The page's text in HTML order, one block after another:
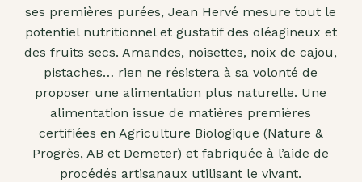
ses premières purées, Jean Hervé mesure tout le
potentiel nutritionnel et gustatif des oléagineux et
des fruits secs. Amandes, noisettes, noix de cajou,
pistaches… rien ne résistera à sa volonté de
proposer une alimentation plus naturelle. Une
alimentation issue de matières premières
certifiées en Agriculture Biologique (Nature &
Progrès, AB et Demeter) et fabriquée à l’aide de
procédés artisanaux utilisant le vivant.
Anti-
gaspi
Promotions